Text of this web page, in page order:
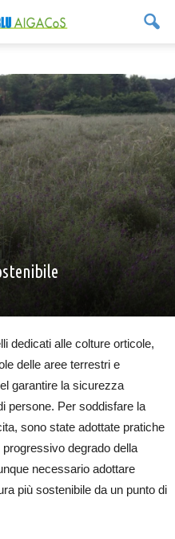
dedicati alle colture orticole,
delle aree terrestri e
garantire la sicurezza
persone. Per soddisfare la
sono state adottate pratiche
degrado della
necessario adottare
più sostenibile da un punto di